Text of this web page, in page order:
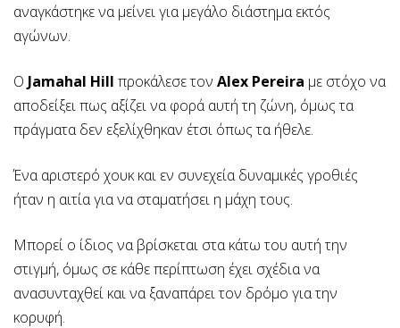
αναγκάστηκε να μείνει για μεγάλο διάστημα εκτός
αγώνων.
Ο Jamahal Hill προκάλεσε τον Alex Pereira με στόχο να
αποδείξει πως αξίζει να φορά αυτή τη ζώνη, όμως τα
πράγματα δεν εξελίχθηκαν έτσι όπως τα ήθελε.
Ένα αριστερό χουκ και εν συνεχεία δυναμικές γροθιές
ήταν η αιτία για να σταματήσει η μάχη τους.
Μπορεί ο ίδιος να βρίσκεται στα κάτω του αυτή την
στιγμή, όμως σε κάθε περίπτωση έχει σχέδια να
ανασυνταχθεί και να ξαναπάρει τον δρόμο για την
κορυφή.